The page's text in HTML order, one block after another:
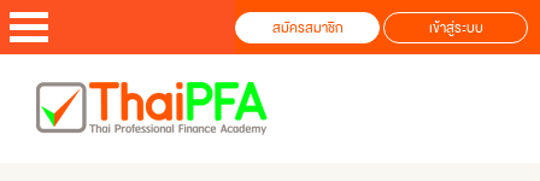
สมัครสมาชิก เข้าสู่ระบบ